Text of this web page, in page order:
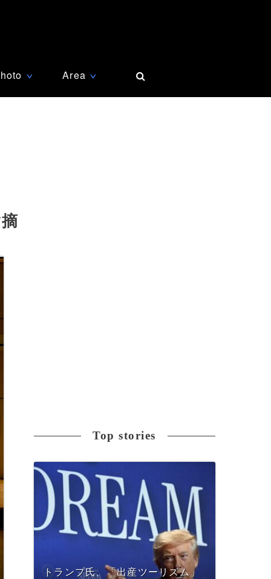
∨ Area ∨
Top stories
トランプ氏、「出産ツーリズム」